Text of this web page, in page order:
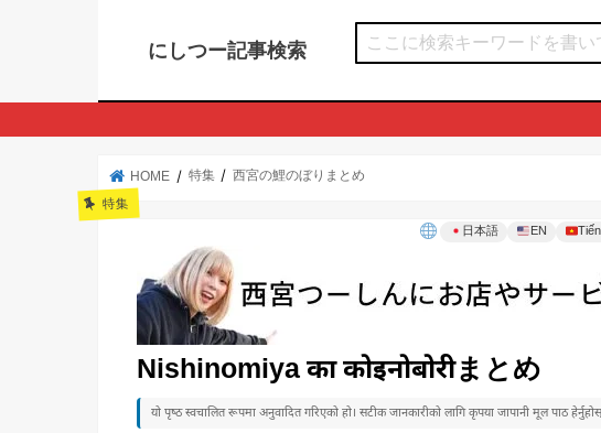
にしつー記事検索
HOME 特集 西宮の鯉のぼりまとめ
特集
日本語 EN
Nishinomiya का कोइनोबोरीまとめ
यो पृष्ठ स्वचालित रूपमा अनुवादित गरिएको हो। सटीक जानकारीको लागि कृपया जापानी मूल पाठ